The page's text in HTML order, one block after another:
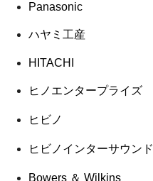
Panasonic
ハヤミ工産
HITACHI
ヒノエンタープライズ
ヒビノ
ヒビノインターサウンド
Bowers ＆ Wilkins